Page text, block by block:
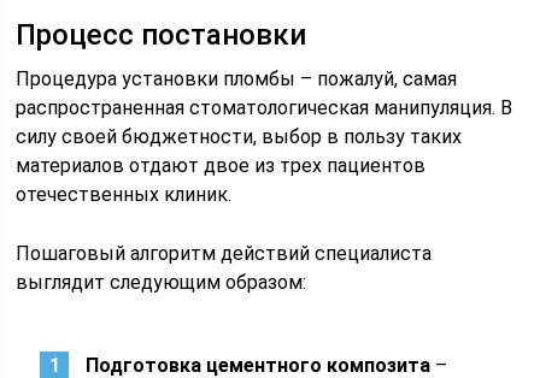
Процесс постановки
Процедура установки пломбы – пожалуй, самая
распространенная стоматологическая манипуляция. В
силу своей бюджетности, выбор в пользу таких
материалов отдают двое из трех пациентов
отечественных клиник.
Пошаговый алгоритм действий специалиста
выглядит следующим образом:
Подготовка цементного композита –